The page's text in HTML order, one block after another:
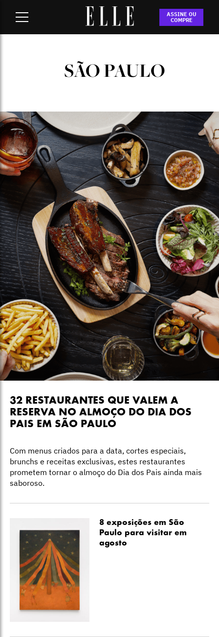
ASSINE OU
COMPRE
SÃO PAULO
32 RESTAURANTES QUE VALEM A
RESERVA NO ALMOÇO DO DIA DOS
PAIS EM SÃO PAULO
Com menus criados para a data, cortes especiais,
brunchs e receitas exclusivas, estes restaurantes
prometem tornar o almoço do Dia dos Pais ainda mais
saboroso.
8 exposições em São
Paulo para visitar em
agosto